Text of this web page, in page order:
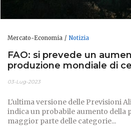
Mercato-Economia Notizia
FAO: si prevede un
produzione mondiale di
03-Lug-2023
L'ultima versione delle Previsioni
indica un probabile aumento della
maggior parte delle categorie...